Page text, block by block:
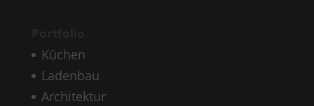
Küchen
Ladenbau
Architektur